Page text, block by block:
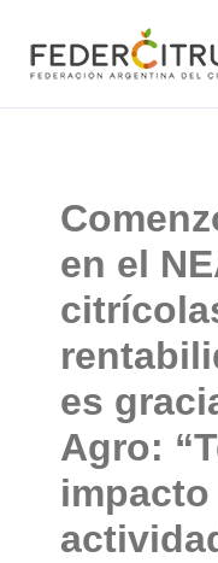
contenido
en el
es
Agro: